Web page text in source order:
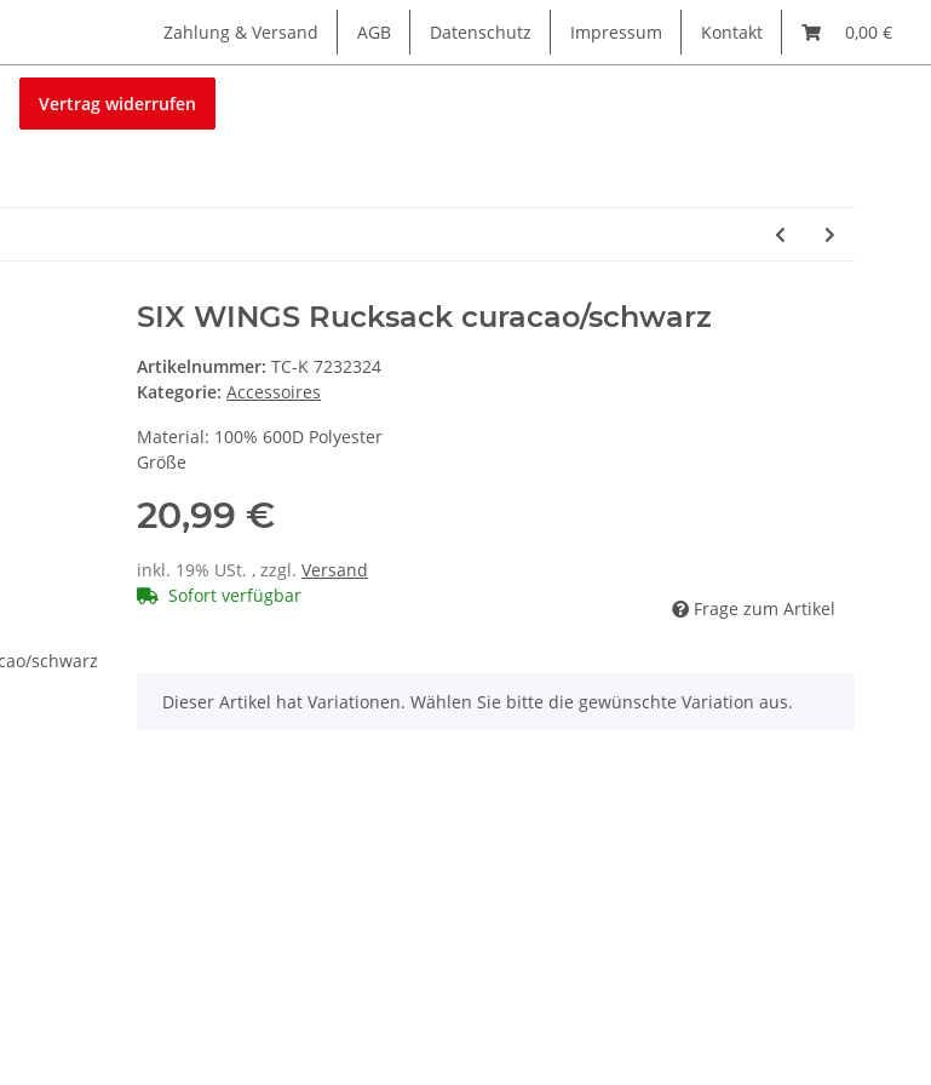
Zahlung & Versand AGB Datenschutz Impressum Kontakt 0,00 €
Vertrag widerrufen
SIX WINGS Rucksack curacao/schwarz
Artikelnummer: TC-K 7232324
Kategorie: Accessoires
Material: 100% 600D Polyester
Größe
20,99 €
inkl. 19% USt. , zzgl. Versand
Sofort verfügbar
Frage zum Artikel
x
Dieser Artikel hat Variationen. Wählen Sie bitte die gewünschte Variation aus.